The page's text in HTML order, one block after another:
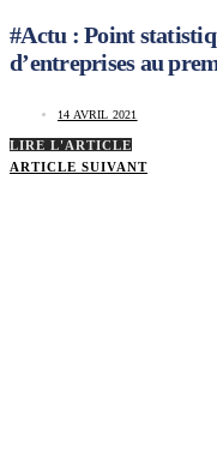
#Actu : Point
d’entreprises au
14 AVRIL 2021
LIRE L'ARTICLE
ARTICLE SUIVANT